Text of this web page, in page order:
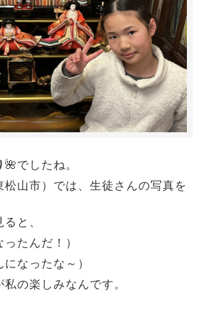
🌺でしたね。
松山市）では、生徒さんの写真を
と、
ったんだ！）
になったな～）
の楽しみなんです。